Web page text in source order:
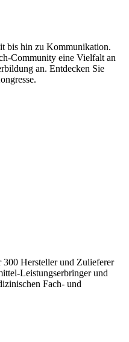
bis hin zu Kommunikation.
Community eine Vielfalt an
an. Entdecken Sie
300 Hersteller und Zulieferer
Leistungserbringer und
Fach- und